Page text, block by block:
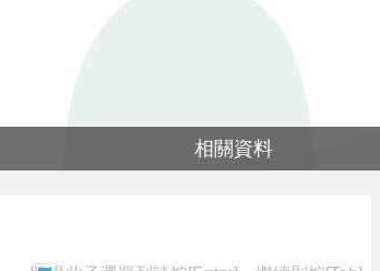
相關資料